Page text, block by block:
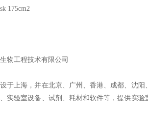
175cm2
物工程技术有限公司
于上海，并在北京、广州、香港、成都、沈
实验室设备、试剂、耗材和软件等，提供实